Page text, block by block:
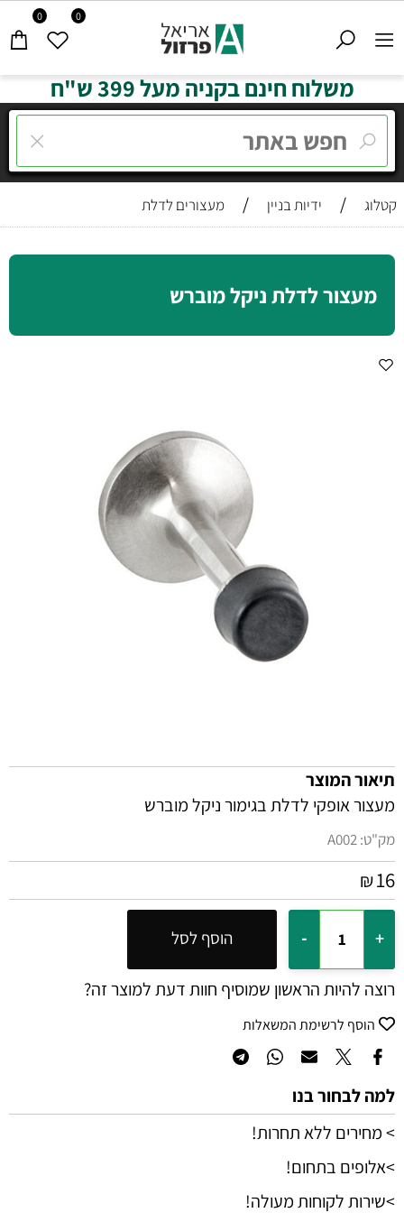
0 0
משלוח חינם בקניה מעל 399 ש"ח
קטלוג / ידיות בניין / מעצורים לדלת
מעצור לדלת ניקל מוברש
תיאור המוצר
מעצור אופקי לדלת בגימור ניקל מוברש
מק"ט:A002
₪16
הוסף לסל
רוצה להיות הראשון שמוסיף חוות דעת למוצר זה?
הוסף לרשימת המשאלות
למה לבחור בנו
> מחירים ללא תחרות!
>אלופים בתחום!
>שירות לקוחות מעולה!